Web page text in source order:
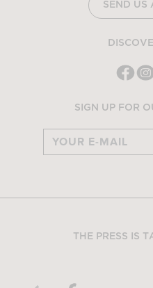
SEND US
SIGN UP FOR
THE PRESS IS